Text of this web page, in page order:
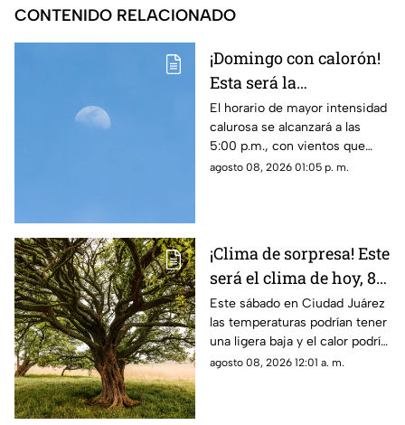
CONTENIDO RELACIONADO
¡Domingo con calorón!
Esta será la
temperatura máxima
para el clima de
mañana en Ciudad
Juárez
El horario de mayor intensidad
calurosa se alcanzará a las
5:00 p.m., con vientos que
podrían registrar velocidades
agosto 08, 2026 01:05 p. m.
¡Clima de sorpresa! Este
será el clima de hoy, 8
de agosto, en Ciudad
Juárez
Este sábado en Ciudad Juárez
las temperaturas podrían tener
una ligera baja y el calor podría
dar un respiro
agosto 08, 2026 12:01 a. m.